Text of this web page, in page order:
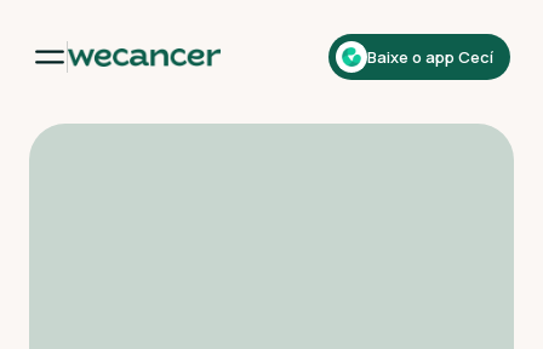
Baixe o app Cecí